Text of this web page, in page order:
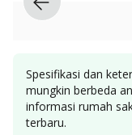
Spesifikasi dan
mungkin berbeda
informasi rumah
terbaru.